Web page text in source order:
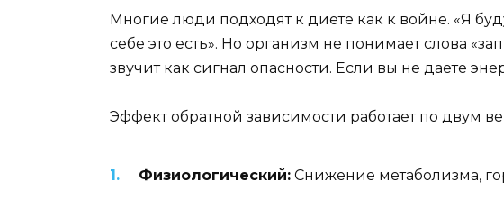
Многие люди подходят к диете как к войне. «Я
себе это есть». Но организм не понимает слова
звучит как сигнал опасности. Если вы не даете
Эффект обратной зависимости работает по двум
Физиологический: Снижение метаболизма,